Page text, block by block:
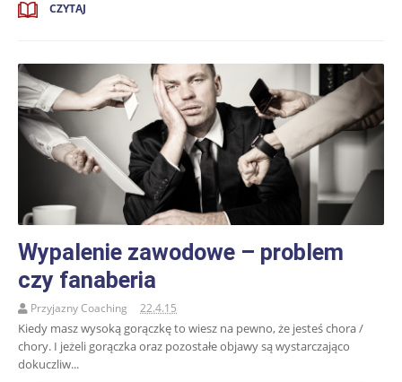
CZYTAJ
Wypalenie zawodowe – problem
czy fanaberia
Przyjazny Coaching 22.4.15
Kiedy masz wysoką gorączkę to wiesz na pewno, że jesteś chora /
chory. I jeżeli gorączka oraz pozostałe objawy są wystarczająco
dokuczliw...